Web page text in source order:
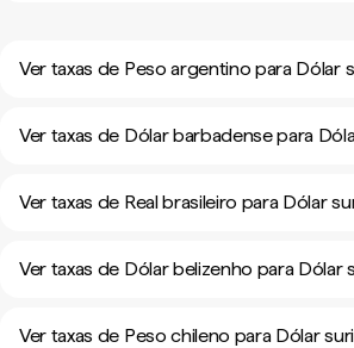
Ver taxas de Peso argentino para Dólar
Ver taxas de Dólar barbadense para
Ver taxas de Real brasileiro para Dólar
Ver taxas de Dólar belizenho para Dólar
Ver taxas de Peso chileno para Dólar